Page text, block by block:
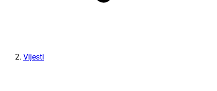
Vijesti